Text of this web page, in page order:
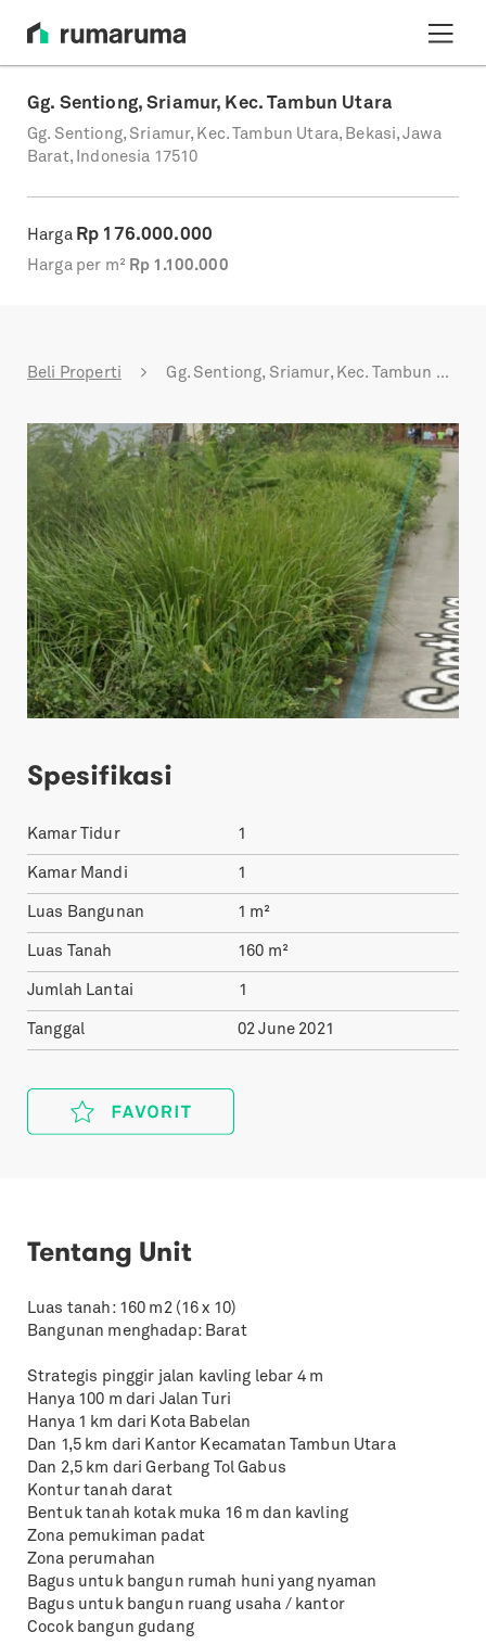
Gg. Sentiong, Sriamur, Kec. Tambun Utara
Gg. Sentiong, Sriamur, Kec. Tambun Utara, Bekasi, Jawa
Barat, Indonesia 17510
Harga Rp 176.000.000
Harga per m² Rp 1.100.000
Beli Properti Gg. Sentiong, Sriamur, Kec. Tambun Utara
Spesifikasi
Kamar Tidur 1
Kamar Mandi 1
Luas Bangunan 1 m²
Luas Tanah 160 m²
Jumlah Lantai 1
Tanggal 02 June 2021
Tentang Unit
Luas tanah: 160 m2 (16 x 10)
Bangunan menghadap: Barat
Strategis pinggir jalan kavling lebar 4 m
Hanya 100 m dari Jalan Turi
Hanya 1 km dari Kota Babelan
Dan 1,5 km dari Kantor Kecamatan Tambun Utara
Dan 2,5 km dari Gerbang Tol Gabus
Kontur tanah darat
Bentuk tanah kotak muka 16 m dan kavling
Zona pemukiman padat
Zona perumahan
Bagus untuk bangun rumah huni yang nyaman
Bagus untuk bangun ruang usaha / kantor
Cocok bangun gudang